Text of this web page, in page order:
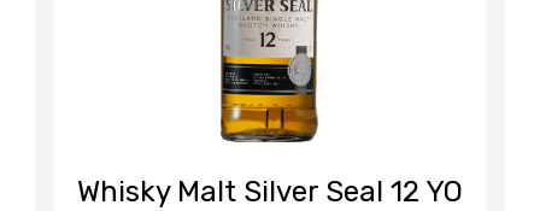
Whisky Malt Silver Seal 12 YO